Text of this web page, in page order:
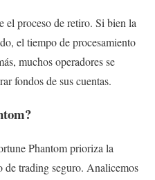
el proceso de retiro. Si bien la
el tiempo de procesamiento
muchos operadores se
fondos de sus cuentas.
Phantom prioriza la
de trading seguro. Analicemos